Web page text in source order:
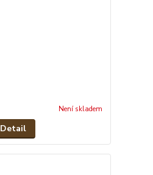
Není skladem
Detail